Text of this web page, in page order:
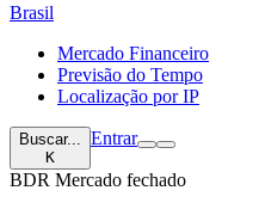
Brasil
Mercado Financeiro
Previsão do Tempo
Localização por IP
Buscar...
K
Entrar
BDR Mercado fechado